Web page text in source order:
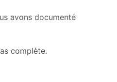
avons documenté
complète.